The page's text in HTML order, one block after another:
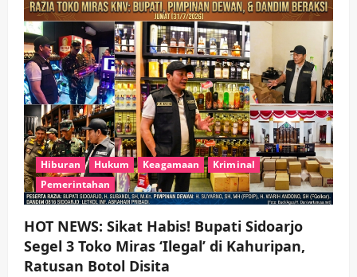
Hiburan Hukum Keagamaan
Kriminal
Pemerintahan
HOT NEWS: Sikat Habis! Bupati Sidoarjo
Segel 3 Toko Miras ‘Ilegal’ di Kahuripan,
Ratusan Botol Disita